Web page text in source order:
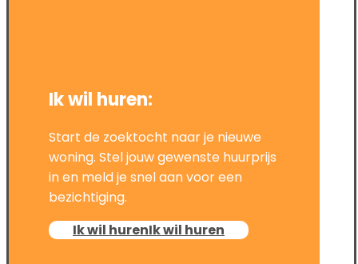
Ik wil huren:
Start de zoektocht naar je nieuwe
woning. Stel jouw gewenste huurprijs
in en meld je snel aan voor een
bezichtiging.
Ik wil hurenIk wil huren